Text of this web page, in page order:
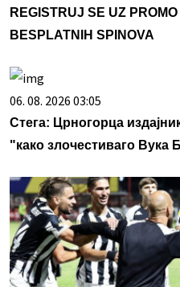
REGISTRUJ SE UZ
BESPLATNIH SPINOVA
06. 08. 2026 03:05
Стега: Црногорца
"како злочестиваго Вука